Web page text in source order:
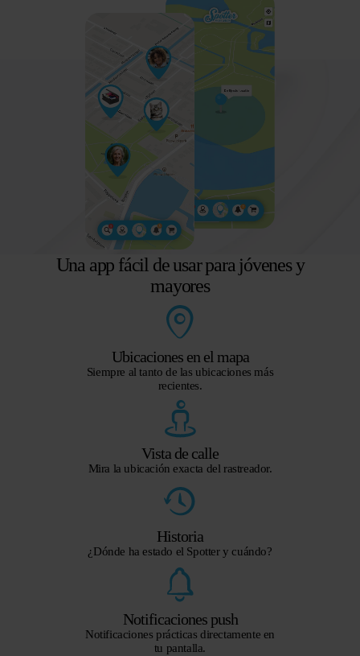
Una app fácil de usar para jóvenes y
mayores
Ubicaciones en el mapa
Siempre al tanto de las ubicaciones más
recientes.
Vista de calle
Mira la ubicación exacta del rastreador.
Historia
¿Dónde ha estado el Spotter y cuándo?
Notificaciones push
Notificaciones prácticas directamente en
tu pantalla.